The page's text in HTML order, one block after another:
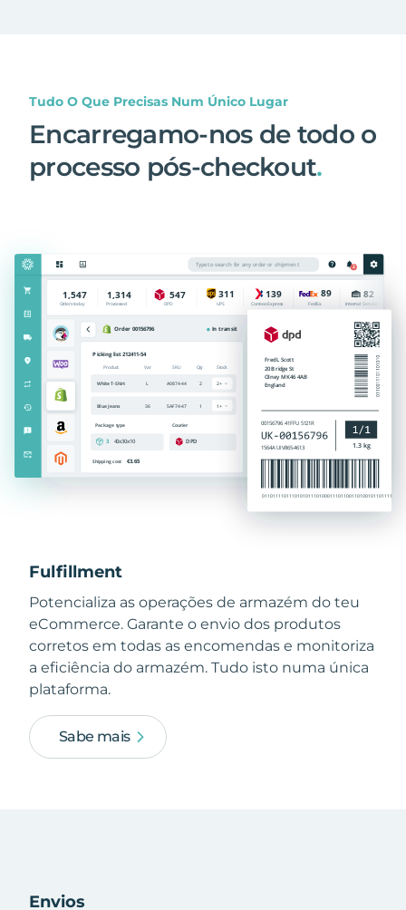
Tudo O Que Precisas Num Único Lugar
Encarregamo-nos de todo o
processo pós-checkout.
Fulfillment
Potencializa as operações de armazém do teu
eCommerce. Garante o envio dos produtos
corretos em todas as encomendas e monitoriza
a eficiência do armazém. Tudo isto numa única
plataforma.
Sabe mais
Envios